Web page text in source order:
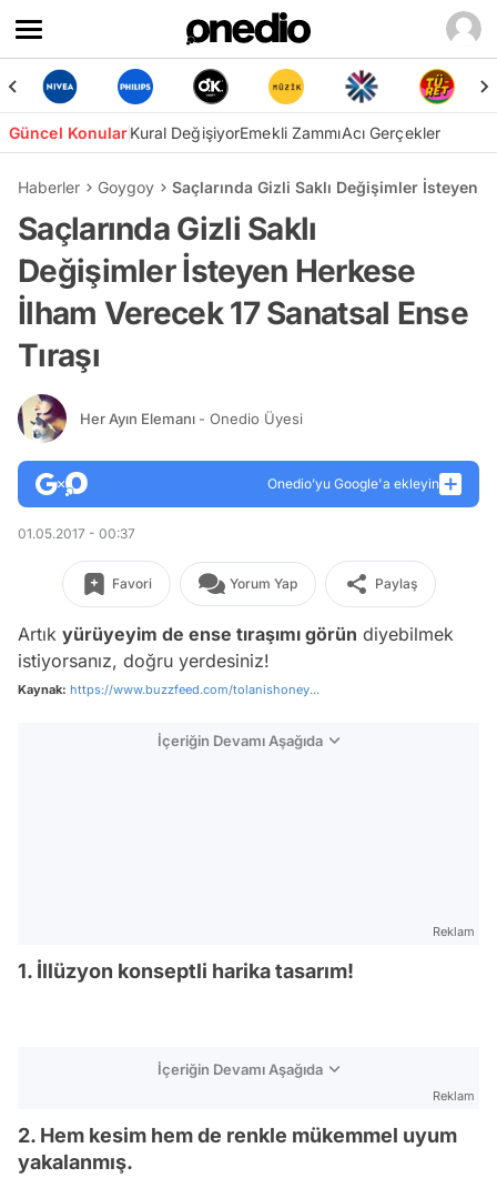
Güncel KonularKural DeğişiyorEmekli ZammıAcı Gerçekler
Haberler Goygoy Saçlarında Gizli Saklı Değişimler İsteyen
Saçlarında Gizli Saklı
Değişimler İsteyen Herkese
İlham Verecek 17 Sanatsal Ense
Tıraşı
Her Ayın Elemanı - Onedio Üyesi
Onedio’yu Google'a ekleyin
01.05.2017 - 00:37
Favori Yorum Yap Paylaş
Artık yürüyeyim de ense tıraşımı görün diyebilmek
istiyorsanız, doğru yerdesiniz!
Kaynak: https://www.buzzfeed.com/tolanishoney...
İçeriğin Devamı Aşağıda
Reklam
1. İllüzyon konseptli harika tasarım!
İçeriğin Devamı Aşağıda
Reklam
2. Hem kesim hem de renkle mükemmel uyum
yakalanmış.